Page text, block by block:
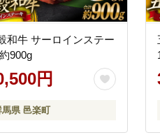
和牛 サーロインステー
900g
円
馬県 邑楽町